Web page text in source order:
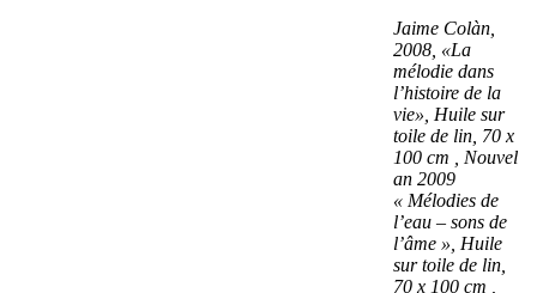
Jaime Colàn,
2008, «La
mélodie dans
l’histoire de la
vie», Huile sur
toile de lin, 70 x
100 cm , Nouvel
an 2009
« Mélodies de
l’eau – sons de
l’âme », Huile
sur toile de lin,
70 x 100 cm ,